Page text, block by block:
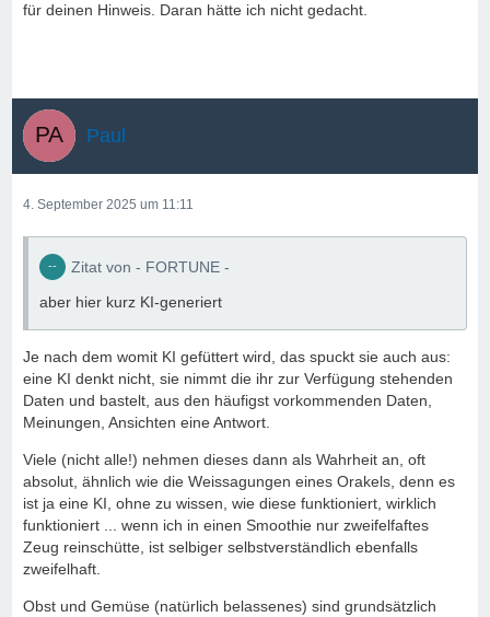
für deinen Hinweis. Daran hätte ich nicht gedacht.
Paul
4. September 2025 um 11:11
Zitat von - FORTUNE -
aber hier kurz KI-generiert
Je nach dem womit KI gefüttert wird, das spuckt sie auch aus:
eine KI denkt nicht, sie nimmt die ihr zur Verfügung stehenden
Daten und bastelt, aus den häufigst vorkommenden Daten,
Meinungen, Ansichten eine Antwort.
Viele (nicht alle!) nehmen dieses dann als Wahrheit an, oft
absolut, ähnlich wie die Weissagungen eines Orakels, denn es
ist ja eine KI, ohne zu wissen, wie diese funktioniert, wirklich
funktioniert ... wenn ich in einen Smoothie nur zweifelfaftes
Zeug reinschütte, ist selbiger selbstverständlich ebenfalls
zweifelhaft.
Obst und Gemüse (natürlich belassenes) sind grundsätzlich